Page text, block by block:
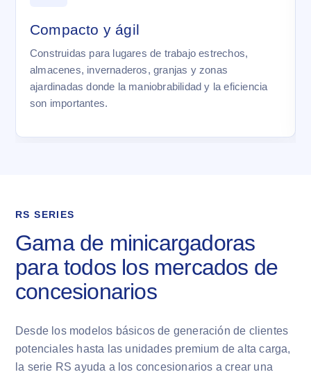
Compacto y ágil
Construidas para lugares de trabajo estrechos,
almacenes, invernaderos, granjas y zonas
ajardinadas donde la maniobrabilidad y la eficiencia
son importantes.
RS SERIES
Gama de minicargadoras
para todos los mercados de
concesionarios
Desde los modelos básicos de generación de clientes
potenciales hasta las unidades premium de alta carga,
la serie RS ayuda a los concesionarios a crear una